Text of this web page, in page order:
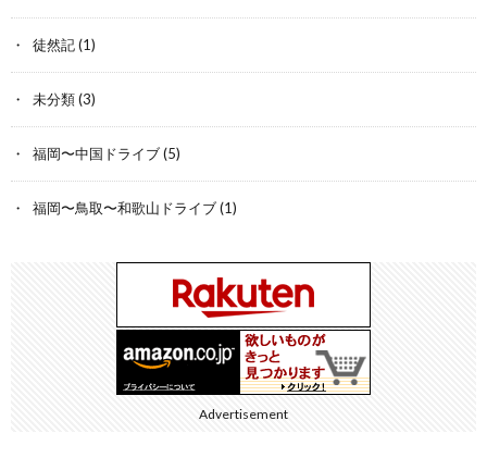
徒然記(1)
未分類(3)
福岡〜中国ドライブ(5)
福岡〜鳥取〜和歌山ドライブ(1)
Advertisement